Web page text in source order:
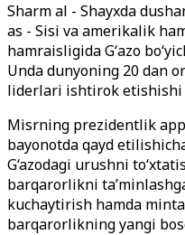
Sharm al - Shayxda
as - Sisi va amerikalik
hamraisligida Gʻazo
Unda dunyoning 20 dan
liderlari ishtirok etishishi
Misrning prezidentlik
bayonotda qayd
G‘azodagi urushni
barqarorlikni
kuchaytirish hamda
barqarorlikning yangi